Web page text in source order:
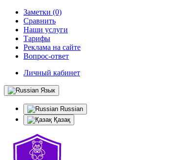
Заметки (0)
Сравнить
Наши услуги
Тарифы
Реклама на сайте
Вопрос-ответ
Личный кабинет
Язык
Russian
Қазақ